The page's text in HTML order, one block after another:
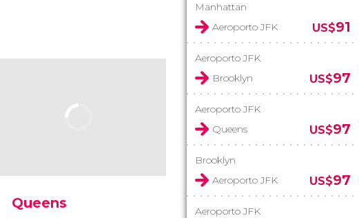
Queens
Manhattan
Aeroporto JFK
US$91
Aeroporto JFK
Brooklyn
US$97
Aeroporto JFK
Queens
US$97
Brooklyn
Aeroporto JFK
US$97
Aeroporto JFK